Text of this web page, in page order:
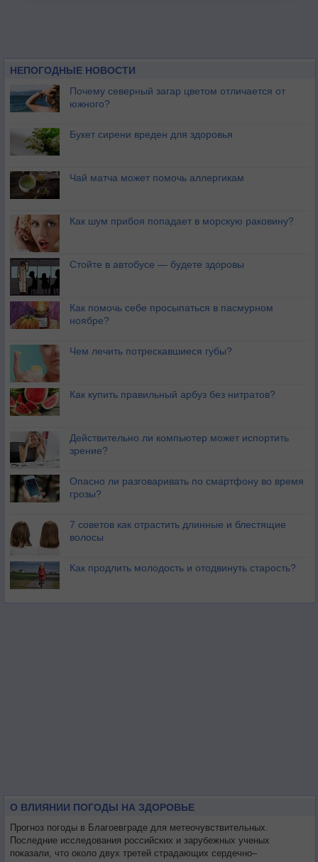
НЕПОГОДНЫЕ НОВОСТИ
Почему северный загар цветом отличается от
южного?
Букет сирени вреден для здоровья
Чай матча может помочь аллергикам
Как шум прибоя попадает в морскую раковину?
Стойте в автобусе — будете здоровы
Как помочь себе просыпаться в пасмурном
ноябре?
Чем лечить потрескавшиеся губы?
Как купить правильный арбуз без нитратов?
Действительно ли компьютер может испортить
зрение?
Опасно ли разговаривать по смартфону во время
грозы?
7 советов как отрастить длинные и блестящие
волосы
Как продлить молодость и отодвинуть старость?
О ВЛИЯНИИ ПОГОДЫ НА ЗДОРОВЬЕ
Прогноз погоды в Благоевграде для метеочувствительных.
Последние исследования российских и зарубежных ученых
показали, что около двух третей страдающих сердечно–